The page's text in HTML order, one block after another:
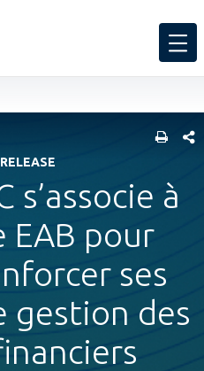
s’associe à
EAB pour
ses
gestion des